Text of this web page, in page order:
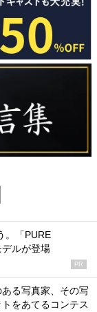
。「PURE
ルが登場
PR
る写真家、その写
をあてるコンテス